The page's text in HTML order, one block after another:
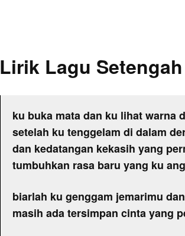
Lirik Lagu
ku buka mata dan ku lihat warna
setelah ku tenggelam di dalam
dan kedatangan kekasih yang
tumbuhkan rasa baru yang ku
biarlah ku genggam jemarimu
masih ada tersimpan cinta yang